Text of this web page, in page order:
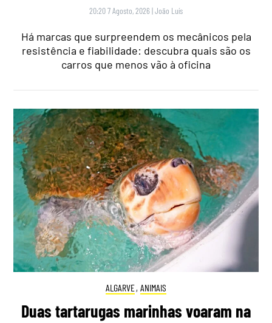
20:20 7 Agosto, 2026 |João Luís
Há marcas que surpreendem os mecânicos pela
resistência e fiabilidade: descubra quais são os
carros que menos vão à oficina
ALGARVE, ANIMAIS
Duas tartarugas marinhas voaram na